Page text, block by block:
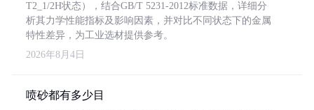
T2_1/2H状态），结合GB/T 5231-2012标准数据，详细分
析其力学性能指标及影响因素，并对比不同状态下的金属
特性差异，为工业选材提供参考。
2026年8月4日
喷砂都有多少目